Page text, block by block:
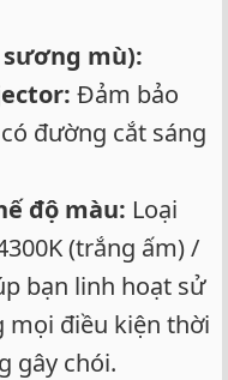
mù):
Đảm bảo
đường cắt sáng
độ màu: Loại
(trắng ấm) /
bạn linh hoạt sử
mọi điều kiện thời
gây chói.